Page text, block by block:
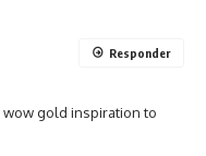
wow gold inspiration to
Responder